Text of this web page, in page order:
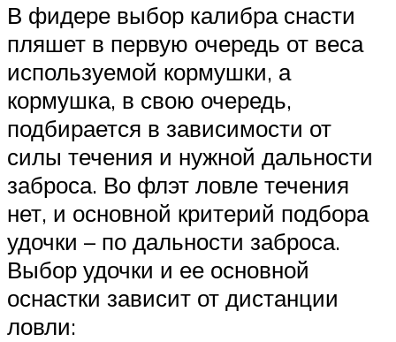
В фидере выбор калибра снасти
пляшет в первую очередь от веса
используемой кормушки, а
кормушка, в свою очередь,
подбирается в зависимости от
силы течения и нужной дальности
заброса. Во флэт ловле течения
нет, и основной критерий подбора
удочки – по дальности заброса.
Выбор удочки и ее основной
оснастки зависит от дистанции
ловли: